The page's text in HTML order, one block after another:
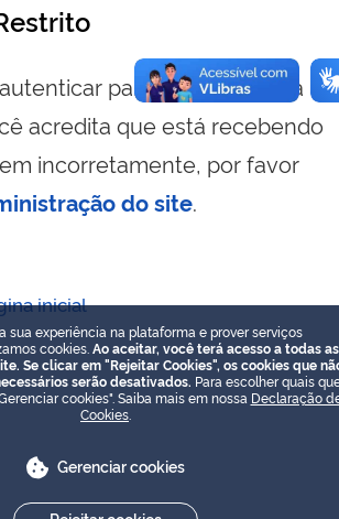
para visualizar essa
acredita que está recebendo
incorretamente, por favor
do site.
inicial
sua experiência na plataforma e prover serviços
cookies. Ao aceitar, você terá acesso a todas as
Se clicar em "Rejeitar Cookies", os cookies que
serão desativados. Para escolher quais
cookies". Saiba mais em nossa Declaração
Cookies
Gerenciar cookies